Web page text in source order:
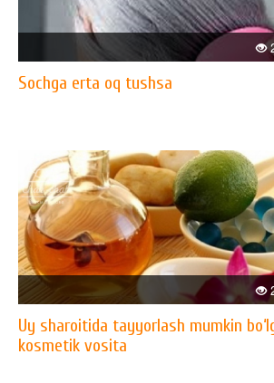
Sochga erta oq tushsa
Uy sharoitida tayyorlash mumkin
kosmetik vosita